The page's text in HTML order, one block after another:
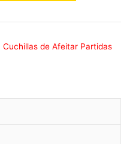
Cuchillas de Afeitar Partidas